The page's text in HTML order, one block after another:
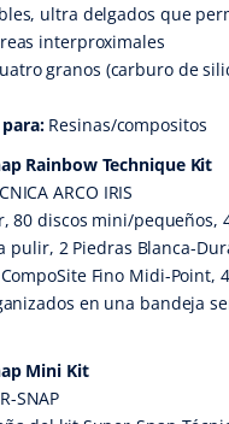
ultra delgados que
interproximales
granos (carburo de
Resinas/compositos
Rainbow Technique Kit
ARCO IRIS
80 discos mini/pequeños,
pulir, 2 Piedras Blanca-
Fino Midi-Point,
en una bandeja
Mini Kit
SNAP